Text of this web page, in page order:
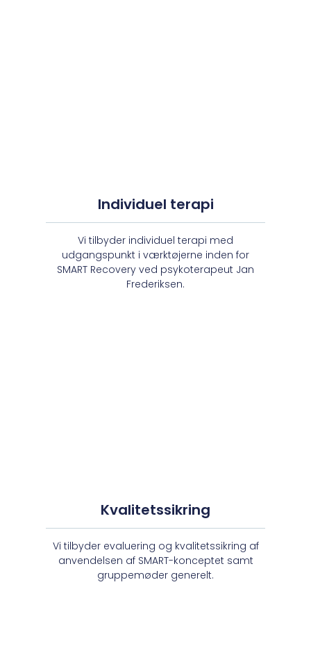
Individuel terapi
Vi tilbyder individuel terapi med
udgangspunkt i værktøjerne inden for
SMART Recovery ved psykoterapeut Jan
Frederiksen.
Kvalitetssikring
Vi tilbyder evaluering og kvalitetssikring af
anvendelsen af SMART-konceptet samt
gruppemøder generelt.